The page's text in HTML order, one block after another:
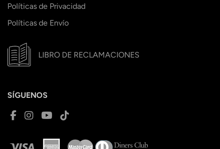
Políticas de Privacidad
Políticas de Envío
LIBRO DE RECLAMACIONES
SÍGUENOS